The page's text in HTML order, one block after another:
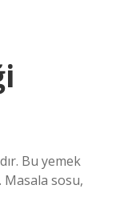
Bu yemek
Masala sosu,